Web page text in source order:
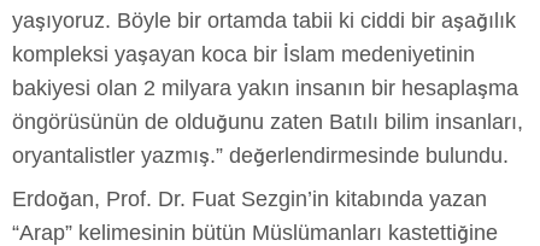
yaşıyoruz. Böyle bir ortamda tabii ki ciddi bir aşağılık
kompleksi yaşayan koca bir İslam medeniyetinin
bakiyesi olan 2 milyara yakın insanın bir hesaplaşma
öngörüsünün de olduğunu zaten Batılı bilim insanları,
oryantalistler yazmış.” değerlendirmesinde bulundu.
Erdoğan, Prof. Dr. Fuat Sezgin’in kitabında yazan
“Arap” kelimesinin bütün Müslümanları kastettiğine